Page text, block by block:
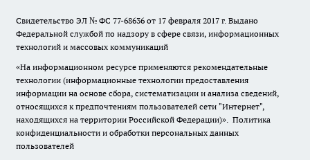
Свидетельство ЭЛ № ФС 77-68636 от 17 февраля 2017 г. Выдано
Федеральной службой по надзору в сфере связи, информационных
технологий и массовых коммуникаций
«На информационном ресурсе применяются рекомендательные
технологии (информационные технологии предоставления
информации на основе сбора, систематизации и анализа сведений,
относящихся к предпочтениям пользователей сети "Интернет",
находящихся на территории Российской Федерации)». Политика
конфиденциальности и обработки персональных данных
пользователей